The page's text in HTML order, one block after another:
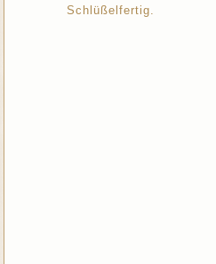
Schlüßelfertig.